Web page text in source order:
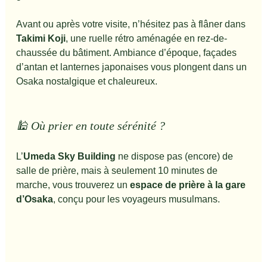
Avant ou après votre visite, n’hésitez pas à flâner dans
Takimi Koji, une ruelle rétro aménagée en rez-de-
chaussée du bâtiment. Ambiance d’époque, façades
d’antan et lanternes japonaises vous plongent dans un
Osaka nostalgique et chaleureux.
🕌 Où prier en toute sérénité ?
L’Umeda Sky Building ne dispose pas (encore) de
salle de prière, mais à seulement 10 minutes de
marche, vous trouverez un espace de prière à la gare
d’Osaka, conçu pour les voyageurs musulmans.